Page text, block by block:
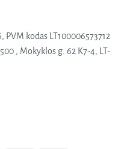
PVM kodas LT100006573712
, Mokyklos g. 62 K7-4, LT-